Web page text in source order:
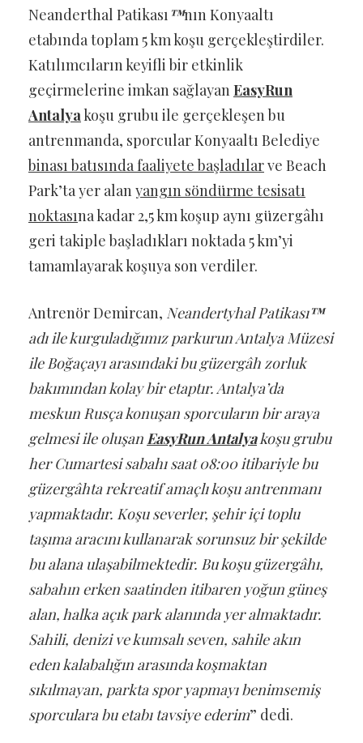
Neanderthal Patikası ™nın Konyaaltı
etabında toplam 5 km koşu gerçekleştirdiler.
Katılımcıların keyifli bir etkinlik
geçirmelerine imkan sağlayanEasyRun
Antalyakoşu grubu ile gerçekleşen bu
antrenmanda, sporcular Konyaaltı Belediye
binası batısında faaliyete başladılarve Beach
Park’ta yer alanyangın söndürme tesisatı
noktasına kadar 2,5 km koşup aynı güzergâhı
geri takiple başladıkları noktada 5 km’yi
tamamlayarak koşuya son verdiler.
Antrenör Demircan, Neandertyhal Patikası™
adı ile kurguladığımız parkurun Antalya Müzesi
ile Boğaçayı arasındaki bu güzergâh zorluk
bakımından kolay bir etaptır. Antalya’da
meskun Rusça konuşan sporcuların bir araya
gelmesi ile oluşanEasyRun Antalyakoşu grubu
her Cumartesi sabahı saat 08:00 itibariyle bu
güzergâhta rekreatif amaçlı koşu antrenmanı
yapmaktadır. Koşu severler, şehir içi toplu
taşıma aracını kullanarak sorunsuz bir şekilde
bu alana ulaşabilmektedir. Bu koşu güzergâhı,
sabahın erken saatinden itibaren yoğun güneş
alan, halka açık park alanında yer almaktadır.
Sahili, denizi ve kumsalı seven, sahile akın
eden kalabalığın arasında koşmaktan
sıkılmayan, parkta spor yapmayı benimsemiş
sporculara bu etabı tavsiye ederim” dedi.